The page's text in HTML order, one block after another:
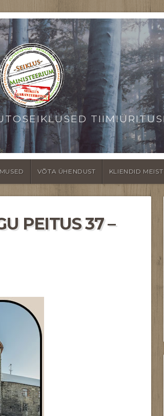
VÕTA ÜHENDUST KLIENDID MEIST
PEITUS 37 –